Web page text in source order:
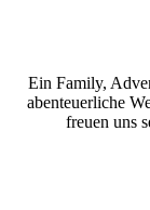
Ein Family,
abenteuerliche
freuen uns